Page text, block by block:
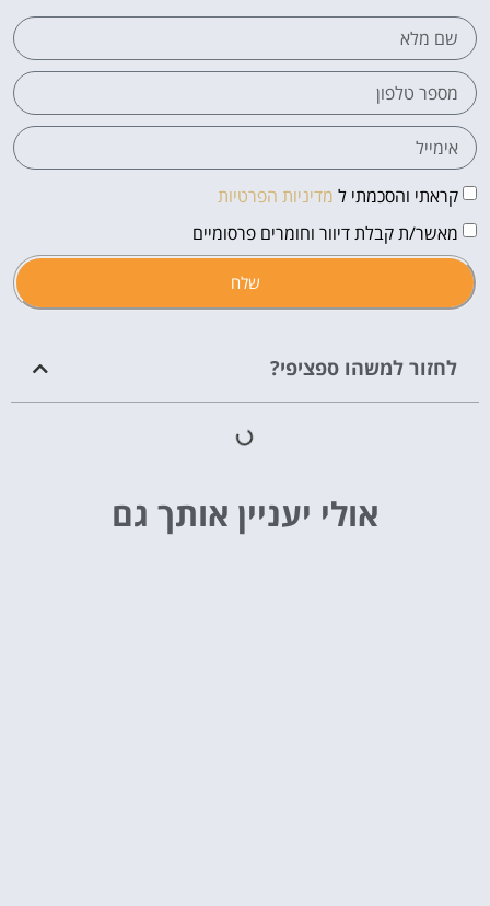
קראתי והסכמתי ל מדיניות הפרטיות
מאשר/ת קבלת דיוור וחומרים פרסומיים
שלח
לחזור למשהו ספציפי?
אולי יעניין אותך גם